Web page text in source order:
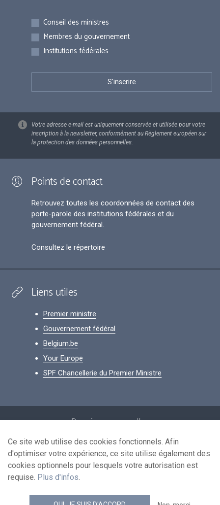
Inscriptions
Conseil des ministres
Membres du gouvernement
Institutions fédérales
Votre adresse e-mail est uniquement conservée et utilisée pour votre
inscription à la newsletter, conformément au Règlement européen sur
la protection des données personnelles.
Points de contact
Retrouvez toutes les coordonnées de contact des
porte-parole des institutions fédérales et du
gouvernement fédéral.
Consultez le répertoire
Liens utiles
Premier ministre
Gouvernement fédéral
Belgium.be
Your Europe
SPF Chancellerie du Premier Ministre
Données personnelles
Conditions de réutilisation
Contactez-nous
news.belgium flux RSS
Ce site web utilise des cookies fonctionnels. Afin
d'optimiser votre expérience, ce site utilise également des
cookies optionnels pour lesquels votre autorisation est
requise. Plus d'infos.